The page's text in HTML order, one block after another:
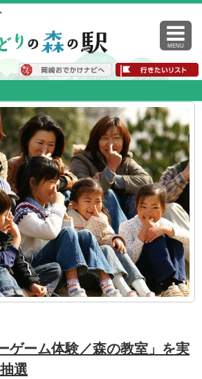
MENU
ゲーム体験／森の教室」を実
選